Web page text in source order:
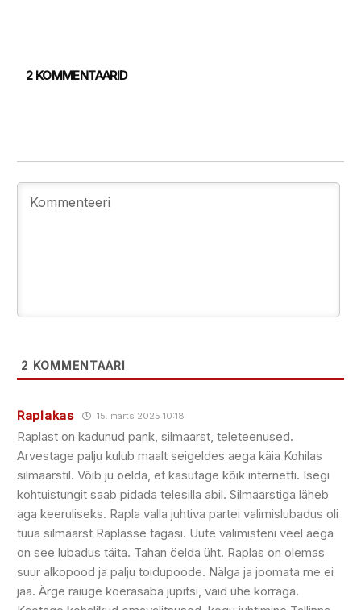
2 KOMMENTAARID
2 KOMMENTAARI
Raplakas 15. märts 2025 10:18
Raplast on kadunud pank, silmaarst, teleteenused.
Arvestage palju kulub maalt seigeldes aega käia Kohilas
silmaarstil. Võib ju öelda, et kasutage kõik internetti. Isegi
kohtuistungit saab pidada telesilla abil. Silmaarstiga läheb
aga keeruliseks. Rapla valla juhtiva partei valimislubadus oli
tuua silmaarst Raplasse tagasi. Uute valimisteni veel aega
on see lubadus täita. Tahan öelda üht. Raplas on olemas
suur alkopood ja palju toidupoode. Nälga ja joomata me ei
jää. Ärge raiuge koerasaba jupitsi, vaid ühe korraga.